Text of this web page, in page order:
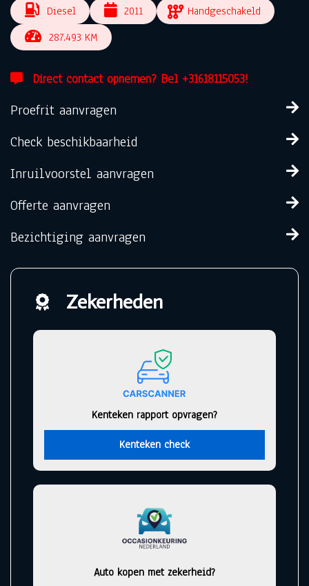
Diesel 2011
Handgeschakeld
287.493 KM
Direct contact opnemen? Bel +31618115053!
Proefrit aanvragen
Check beschikbaarheid
Inruilvoorstel aanvragen
Offerte aanvragen
Bezichtiging aanvragen
Zekerheden
Kenteken rapport opvragen?
Kenteken check
Auto kopen met zekerheid?